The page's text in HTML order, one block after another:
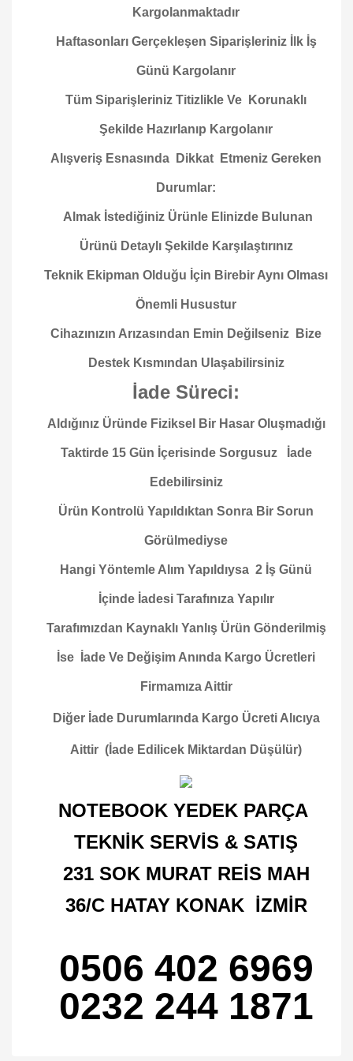
Kargolanmaktadır
Haftasonları Gerçekleşen Siparişleriniz İlk İş
Günü Kargolanır
Tüm Siparişleriniz Titizlikle Ve Korunaklı
Şekilde Hazırlanıp Kargolanır
Alışveriş Esnasında Dikkat Etmeniz Gereken
Durumlar:
Almak İstediğiniz Ürünle Elinizde Bulunan
Ürünü Detaylı Şekilde Karşılaştırınız
Teknik Ekipman Olduğu İçin Birebir Aynı Olması
Önemli Husustur
Cihazınızın Arızasından Emin Değilseniz Bize
Destek Kısmından Ulaşabilirsiniz
İade Süreci:
Aldığınız Üründe Fiziksel Bir Hasar Oluşmadığı
Taktirde 15 Gün İçerisinde Sorgusuz İade
Edebilirsiniz
Ürün Kontrolü Yapıldıktan Sonra Bir Sorun
Görülmediyse
Hangi Yöntemle Alım Yapıldıysa 2 İş Günü
İçinde İadesi Tarafınıza Yapılır
Tarafımızdan Kaynaklı Yanlış Ürün Gönderilmiş
İse İade Ve Değişim Anında Kargo Ücretleri
Firmamıza Aittir
Diğer İade Durumlarında Kargo Ücreti Alıcıya
Aittir (İade Edilicek Miktardan Düşülür)
NOTEBOOK YEDEK PARÇA
TEKNİK SERVİS & SATIŞ
231 SOK MURAT REİS MAH
36/C HATAY KONAK İZMİR
0506 402 6969
0232 244 1871